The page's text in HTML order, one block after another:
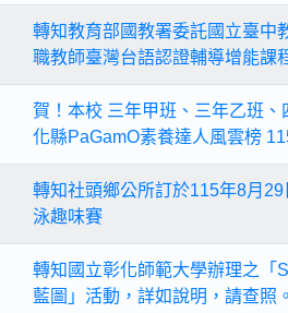
轉知教育部國教署委託國立臺中
職教師臺灣台語認證輔導增能課
賀！本校 三年甲班、三年乙班
化縣PaGamO素養達人風雲榜
轉知社頭鄉公所訂於115年8月
泳趣味賽
轉知國立彰化師範大學辦理之「
藍圖」活動，詳如說明，請查照。